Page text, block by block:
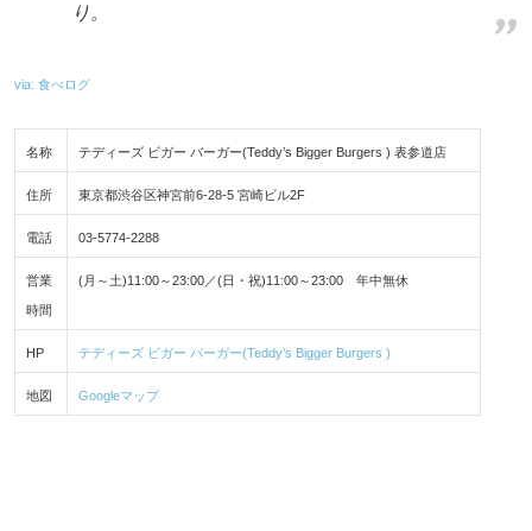
り。
via: 食べログ
名称 テディーズ ビガー バーガー(Teddy’s Bigger Burgers ) 表参道店
住所 東京都渋谷区神宮前6-28-5 宮崎ビル2F
電話 03-5774-2288
営業
時間
(月～土)11:00～23:00／(日・祝)11:00～23:00 年中無休
HP テディーズ ビガー バーガー(Teddy’s Bigger Burgers )
地図 Googleマップ